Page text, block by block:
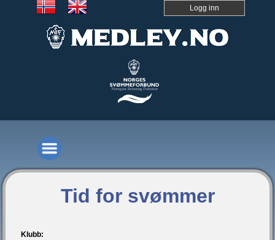
Logg inn
Tid for svømmer
Klubb: